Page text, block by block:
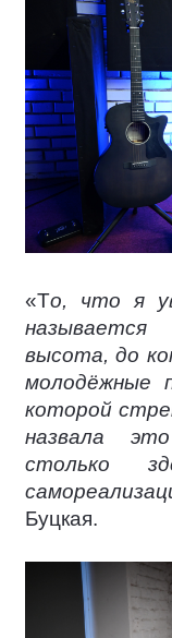
«То, что я
высота, до
молодёжные
которой
назвала
столько
Буцкая.